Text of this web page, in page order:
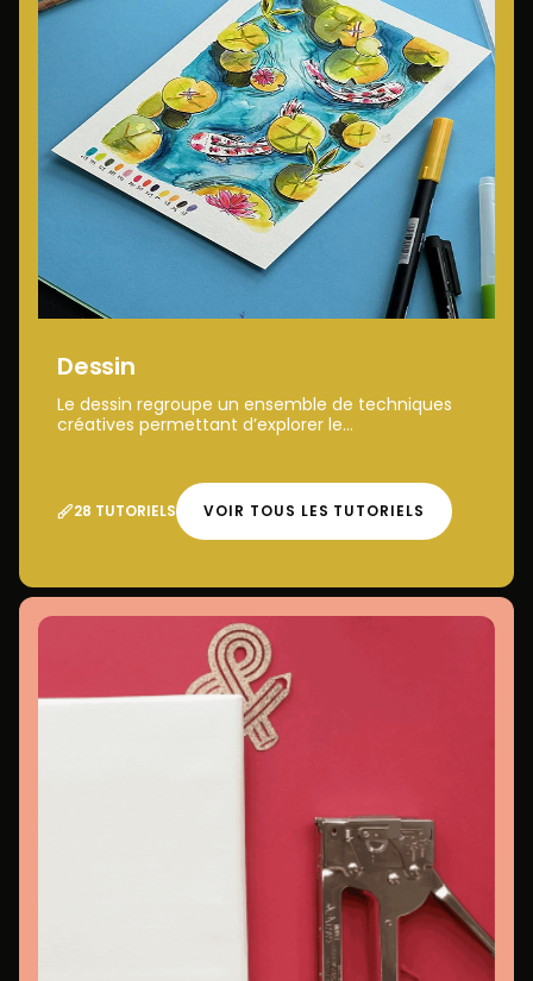
Dessin
Le dessin regroupe un ensemble de techniques
créatives permettant d’explorer le...
28 TUTORIELS VOIR TOUS LES TUTORIELS